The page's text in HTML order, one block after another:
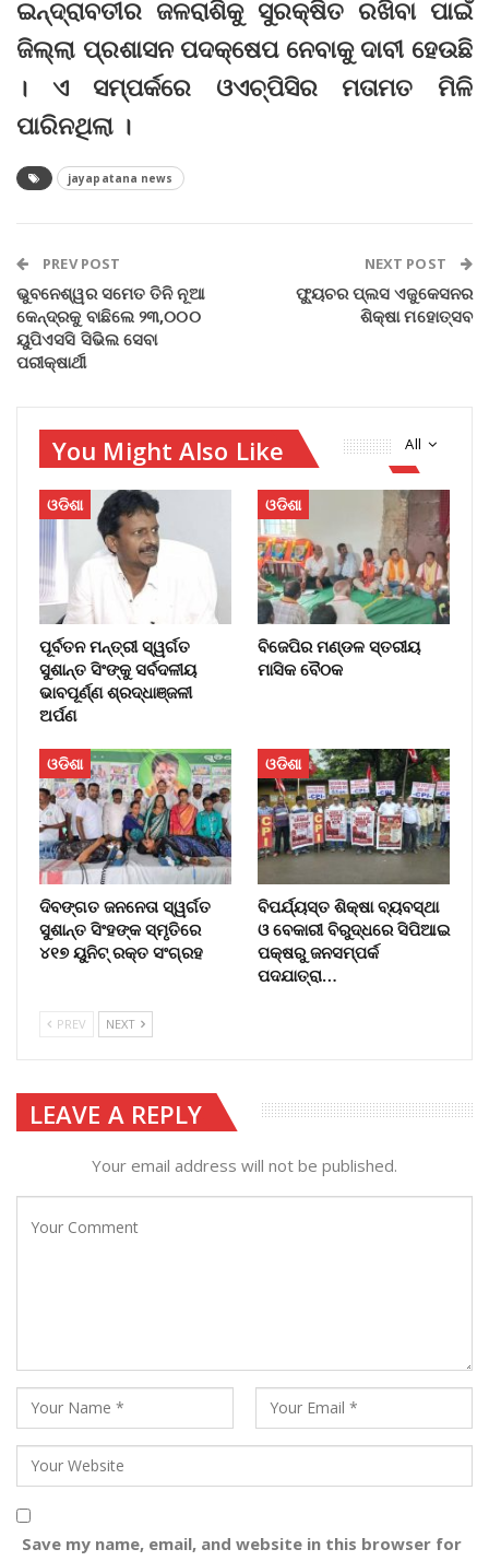
ଇନ୍ଦ୍ରାବତୀର ଜଳରାଶିକୁ ସୁରକ୍ଷିତ ରଖିବା ପାଇଁ
ଜିଲ୍ଲା ପ୍ରଶାସନ ପଦକ୍ଷେପ ନେବାକୁ ଦାବୀ ହେଉଛି
। ଏ ସମ୍ପର୍କରେ ଓଏଚ୍‌ପିସିର ମତାମତ ମିଳି
ପାରିନଥିଲା ।
jayapatana news
PREV POST
ଭୁବନେଶ୍ୱର ସମେତ ତିନି ନୂଆ
କେନ୍ଦ୍ରକୁ ବାଛିଲେ ୨୩,୦୦୦
ୟୁପିଏସସି ସିଭିଲ ସେବା
ପରୀକ୍ଷାର୍ଥୀ
NEXT POST
ଫ୍ୟୁଚର ପ୍ଲସ ଏଜୁକେସନର
ଶିକ୍ଷା ମହୋତ୍ସବ
All
You Might Also Like
ଓଡିଶା
ପୂର୍ବତନ ମନ୍ତ୍ରୀ ସ୍ୱର୍ଗତ
ସୁଶାନ୍ତ ସିଂଙ୍କୁ ସର୍ବଦଳୀୟ
ଭାବପୂର୍ଣ୍ଣ ଶ୍ରଦ୍ଧାଞ୍ଜଳୀ
ଅର୍ପଣ
ଓଡିଶା
ବିଜେପିର ମଣ୍ଡଳ ସ୍ତରୀୟ
ମାସିକ ବୈଠକ
ଓଡିଶା
ଦିବଙ୍ଗତ ଜନନେତା ସ୍ୱର୍ଗତ
ସୁଶାନ୍ତ ସିଂହଙ୍କ ସ୍ମୃତିରେ
୪୧୭ ୟୁନିଟ୍ ରକ୍ତ ସଂଗ୍ରହ
ଓଡିଶା
ବିପର୍ଯ୍ୟସ୍ତ ଶିକ୍ଷା ବ୍ୟବସ୍ଥା
ଓ ବେକାରୀ ବିରୁଦ୍ଧରେ ସିପିଆଇ
ପକ୍ଷରୁ ଜନସମ୍ପର୍କ
ପଦଯାତ୍ରା…
PREV NEXT
LEAVE A REPLY
Your email address will not be published.
Save my name, email, and website in this browser for